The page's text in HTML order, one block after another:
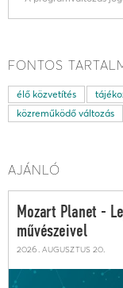
FONTOS
élő közvetítés
közreműködő változás
AJÁNLÓ
Mozart Planet -
művészeivel
2026. augusztus 20.